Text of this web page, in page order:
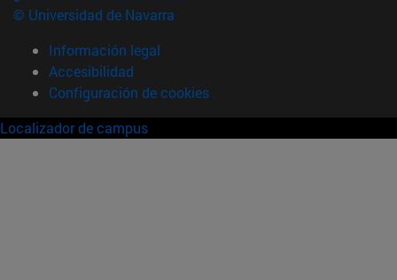
© Universidad de Navarra
Información legal
Accesibilidad
Configuración de cookies
Localizador de campus